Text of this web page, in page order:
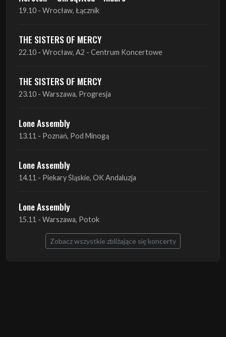
22.10 - Wrocław, A2 - Centrum Koncertowe
THE SISTERS OF MERCY
Lone Assembly
Lone Assembly
14.11 - Piekary Śląskie, OK Andaluzja
Lone Assembly
15.11 - Warszawa, Potok